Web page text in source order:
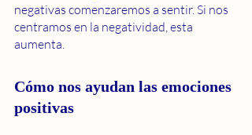
negativas comenzaremos a sentir. Si nos
centramos en la negatividad, esta
aumenta.
Cómo nos ayudan las emociones
positivas